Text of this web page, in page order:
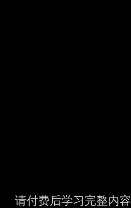
请付费后学习完整内容